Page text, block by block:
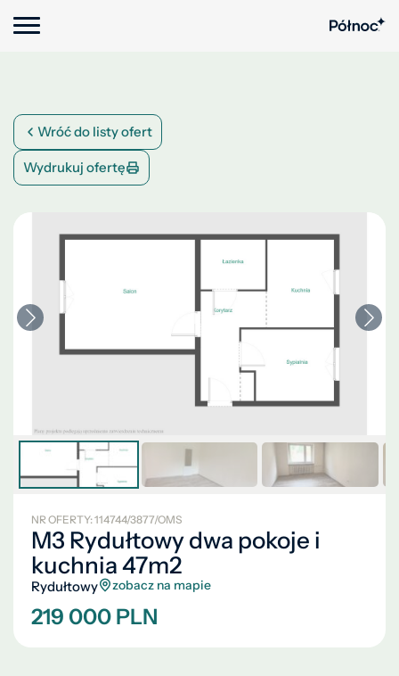
Wróć do listy ofert
Wydrukuj ofertę
NR OFERTY: 114744/3877/OMS
M3 Rydułtowy dwa pokoje i
kuchnia 47m2
Rydułtowy zobacz na mapie
219 000 PLN